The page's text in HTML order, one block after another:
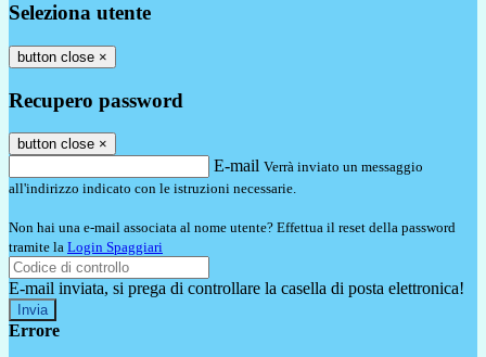
Seleziona utente
button close ×
Recupero password
button close ×
E-mail Verrà inviato un messaggio
all'indirizzo indicato con le istruzioni necessarie.
Non hai una e-mail associata al nome utente? Effettua il reset della password
tramite la Login Spaggiari
E-mail inviata, si prega di controllare la casella di posta elettronica!
Errore